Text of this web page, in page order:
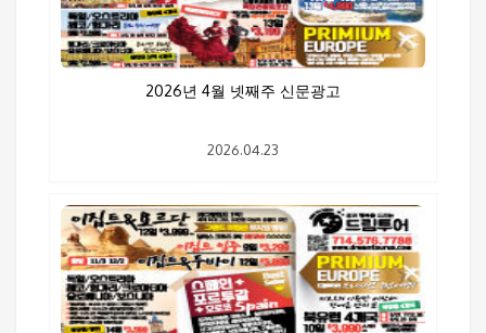
2026년 4월 넷째주 신문광고
2026.04.23